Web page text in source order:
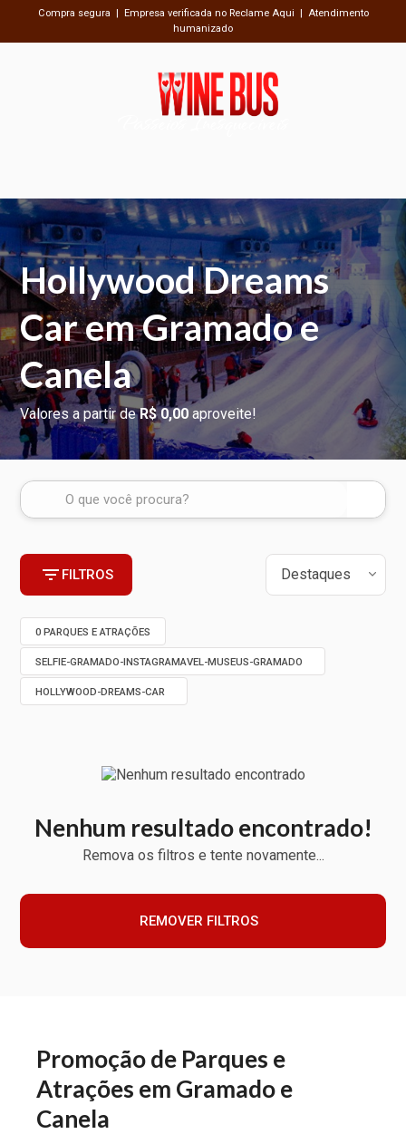
Compra segura | Empresa verificada no Reclame Aqui | Atendimento
humanizado
Passeios Inesquecíveis
Hollywood Dreams
Car em Gramado e
Canela
Valores a partir deR$ 0,00 aproveite!
FILTROS
0 PARQUES E ATRAÇÕES
SELFIE-GRAMADO-INSTAGRAMAVEL-MUSEUS-GRAMADO
HOLLYWOOD-DREAMS-CAR
Nenhum resultado encontrado!
Remova os filtros e tente novamente...
REMOVER FILTROS
Promoção de Parques e
Atrações em Gramado e
Canela